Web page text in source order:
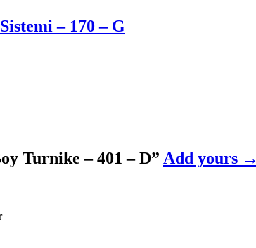
– 170 – G
Turnike – 401 – D” Add yours →